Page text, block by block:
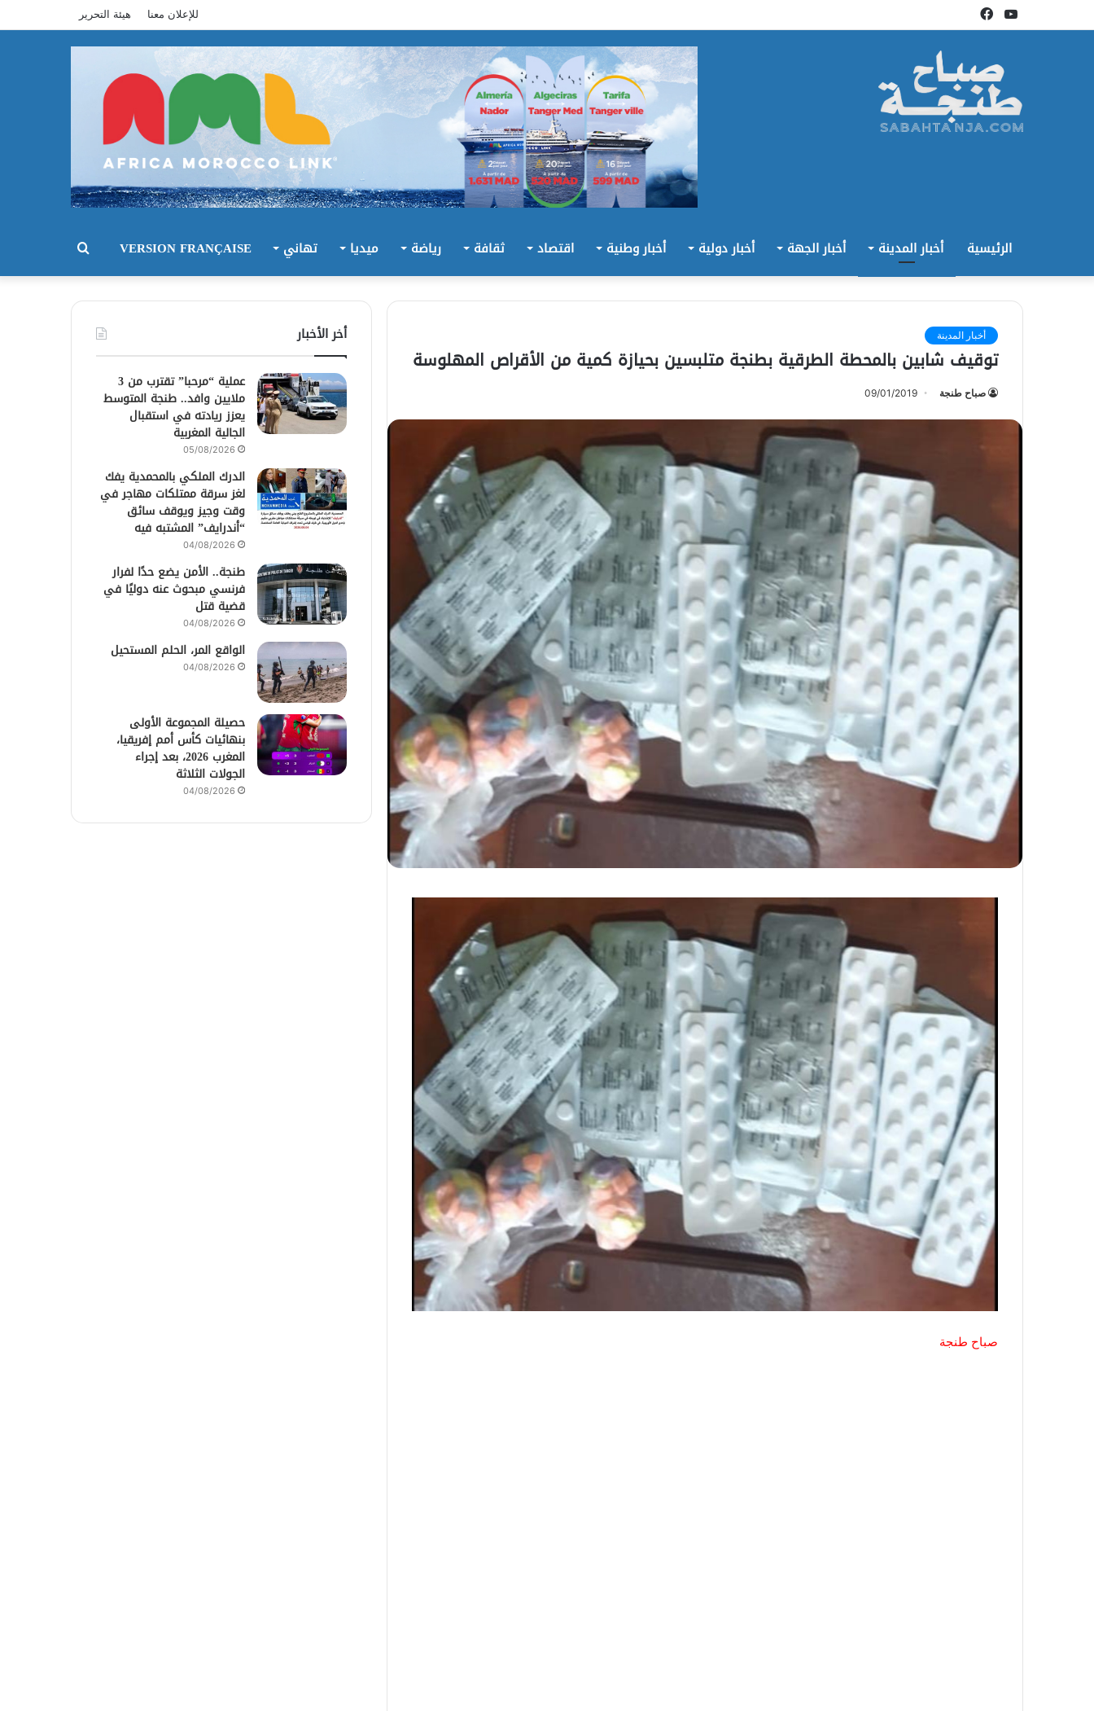
فيسبوكيوتيوب للإعلان معنا هيئة التحرير
الرئيسية أخبار المدينة أخبار الجهة أخبار دولية أخبار وطنية اقتصاد ثقافة رياضة ميديا تهاني VERSION FRANÇAISE بحث
أخبار المدينة
توقيف شابين بالمحطة الطرقية بطنجة متلبسين بحيازة كمية من الأقراص المهلوسة
صباح طنجة 09/01/2019
صباح طنجة
أخر الأخبار
عملية “مرحبا” تقترب من 3
ملايين وافد.. طنجة المتوسط
يعزز ريادته في استقبال
الجالية المغربية
05/08/2026
الدرك الملكي بالمحمدية يفك
لغز سرقة ممتلكات مهاجر في
وقت وجيز ويوقف سائق
“أندرايف” المشتبه فيه
04/08/2026
طنجة.. الأمن يضع حدًا لفرار
فرنسي مبحوث عنه دوليًا في
قضية قتل
04/08/2026
الواقع المر، الحلم المستحيل
04/08/2026
حصيلة المجموعة الأولى
بنهائيات كأس أمم إفريقيا،
المغرب 2026، بعد إجراء
الجولات الثلاثة
04/08/2026